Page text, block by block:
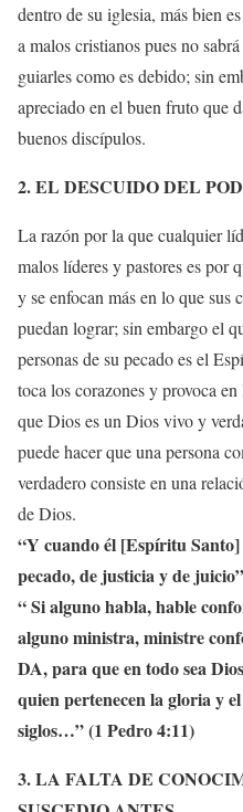
dentro de su iglesia, más bien
a malos cristianos pues no
guiarles como es debido; sin
apreciado en el buen fruto que
buenos discípulos.
2. EL DESCUIDO DEL
La razón por la que cualquier
malos líderes y pastores es por
y se enfocan más en lo que sus
puedan lograr; sin embargo el
personas de su pecado es el
toca los corazones y provoca
que Dios es un Dios vivo y
puede hacer que una persona
verdadero consiste en una
de Dios.
“Y cuando él [Espíritu
pecado, de justicia y de
“ Si alguno habla, hable
alguno ministra, ministre
DA, para que en todo sea
quien pertenecen la gloria y
siglos…” (1 Pedro 4:11)
3. LA FALTA DE